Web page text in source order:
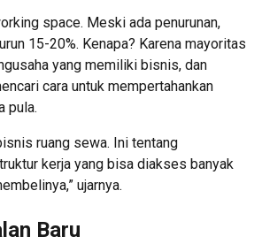
space. Meski ada penurunan,
15-20%. Kenapa? Karena mayoritas
yang memiliki bisnis, dan
cara untuk mempertahankan
pula.
ruang sewa. Ini tentang
kerja yang bisa diakses banyak
ujarnya.
Baru